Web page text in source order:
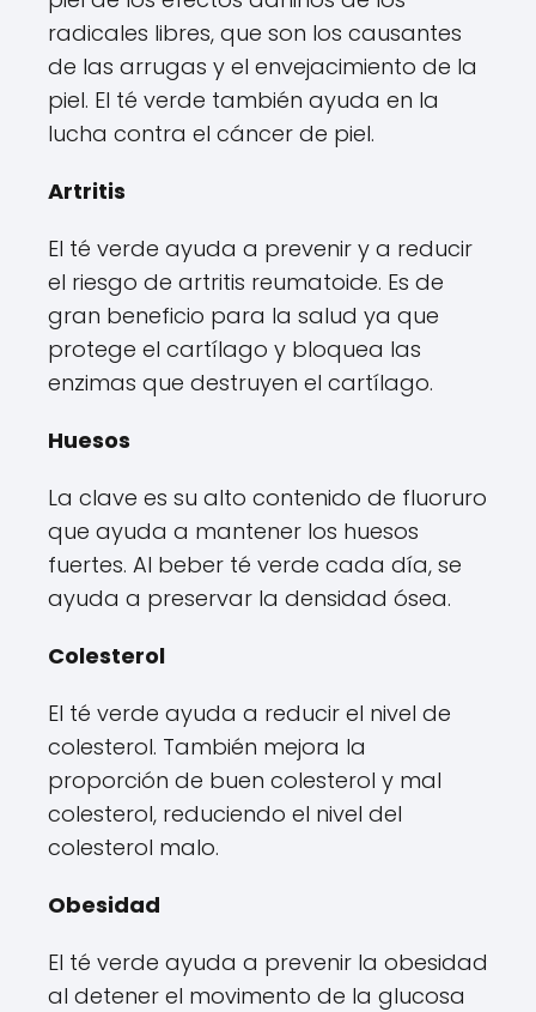
radicales libres, que son los causantes
de las arrugas y el envejacimiento de la
piel. El té verde también ayuda en la
lucha contra el cáncer de piel.
Artritis
El té verde ayuda a prevenir y a reducir
el riesgo de artritis reumatoide. Es de
gran beneficio para la salud ya que
protege el cartílago y bloquea las
enzimas que destruyen el cartílago.
Huesos
La clave es su alto contenido de fluoruro
que ayuda a mantener los huesos
fuertes. Al beber té verde cada día, se
ayuda a preservar la densidad ósea.
Colesterol
El té verde ayuda a reducir el nivel de
colesterol. También mejora la
proporción de buen colesterol y mal
colesterol, reduciendo el nivel del
colesterol malo.
Obesidad
El té verde ayuda a prevenir la obesidad
al detener el movimento de la glucosa